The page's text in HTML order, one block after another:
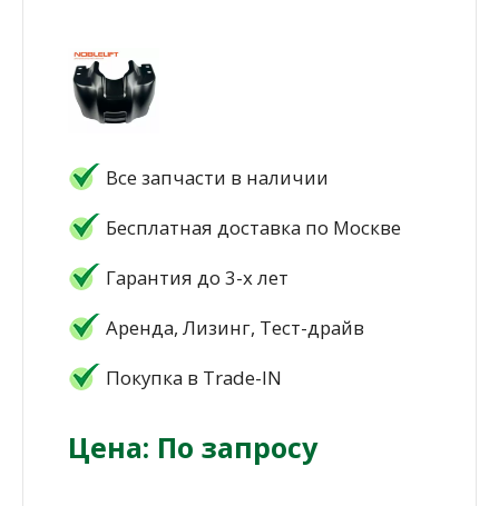
Все запчасти в наличии
Бесплатная доставка по Москве
Гарантия до 3-х лет
Аренда, Лизинг, Тест-драйв
Покупка в Trade-IN
Цена: По запросу